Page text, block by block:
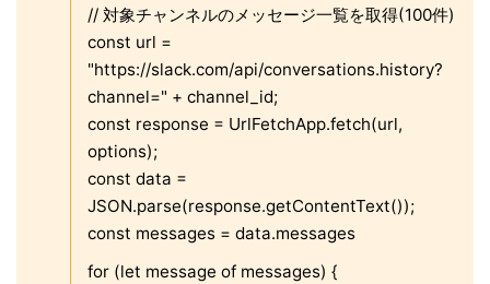
// 対象チャンネルのメッセージ一覧を取得(100件)
const url =
"https://slack.com/api/conversations.history?
channel=" + channel_id;
const response = UrlFetchApp.fetch(url,
options);
const data =
JSON.parse(response.getContentText());
const messages = data.messages
for (let message of messages) {